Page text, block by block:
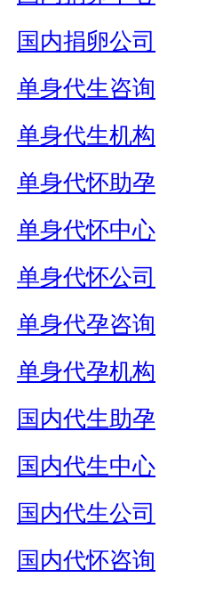
国内捐卵公司
单身代生咨询
单身代生机构
单身代怀助孕
单身代怀中心
单身代怀公司
单身代孕咨询
单身代孕机构
国内代生助孕
国内代生中心
国内代生公司
国内代怀咨询